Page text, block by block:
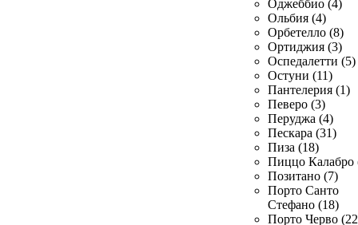
Оджеббио (4)
Ольбия (4)
Орбетелло (8)
Ортиджия (3)
Оспедалетти (5)
Остуни (11)
Пантелерия (1)
Певеро (3)
Перуджа (4)
Пескара (31)
Пиза (18)
Пиццо Калабро
Позитано (7)
Порто Санто
Стефано (18)
Порто Черво